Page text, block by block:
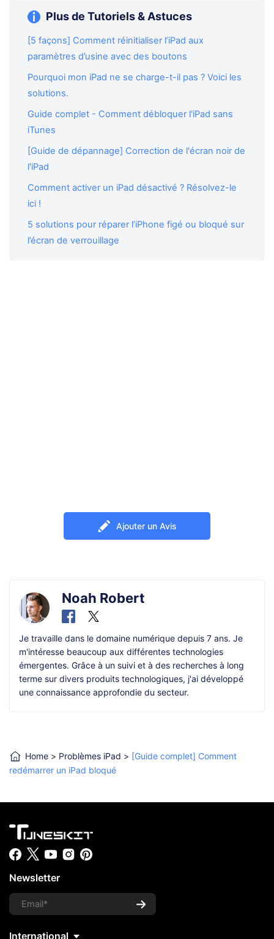
Plus de Tutoriels & Astuces
[5 façons] Comment réinitialiser l’iPad aux
paramètres d’usine avec des boutons
Pourquoi mon iPad ne se charge-t-il pas ? Voici les
solutions.
Guide complet - Comment débloquer l'iPad sans
iTunes
[Guide de dépannage] Correction de l'écran noir de
l'iPad
Comment activer un iPad désactivé ? Résolvez-le
ici !
5 solutions pour réparer l’iPhone figé ou bloqué sur
l’écran de verrouillage
Ajouter un Avis
Noah Robert
Je travaille dans le domaine numérique depuis 7 ans. Je
m'intéresse beaucoup aux différentes technologies
émergentes. Grâce à un suivi et à des recherches à long
terme sur divers produits technologiques, j'ai développé
une connaissance approfondie du secteur.
Home > Problèmes iPad > [Guide complet] Comment
redémarrer un iPad bloqué
Newsletter